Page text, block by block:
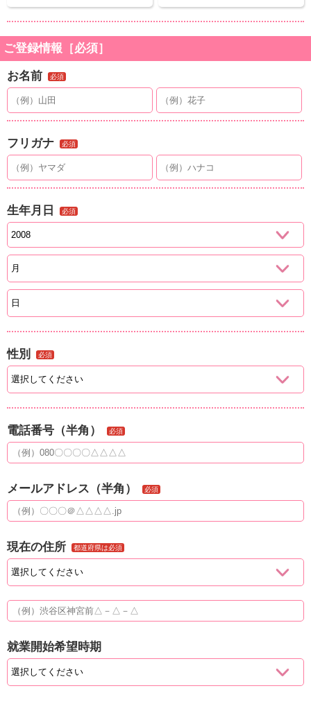
ご登録情報［必須］
お名前 必須
フリガナ 必須
生年月日 必須
性別 必須
電話番号（半角） 必須
メールアドレス（半角） 必須
現在の住所 都道府県は必須
就業開始希望時期